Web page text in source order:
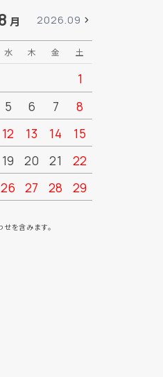
月 2026.09
水 木 金 土
1
5 6 7
8
12 13 14
15
19 20 21
22
26 27 28
29
を含みます。